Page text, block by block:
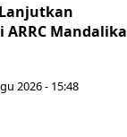
Mandalika
2026 - 15:48